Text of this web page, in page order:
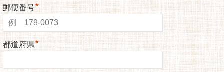
郵便番号*
都道府県*